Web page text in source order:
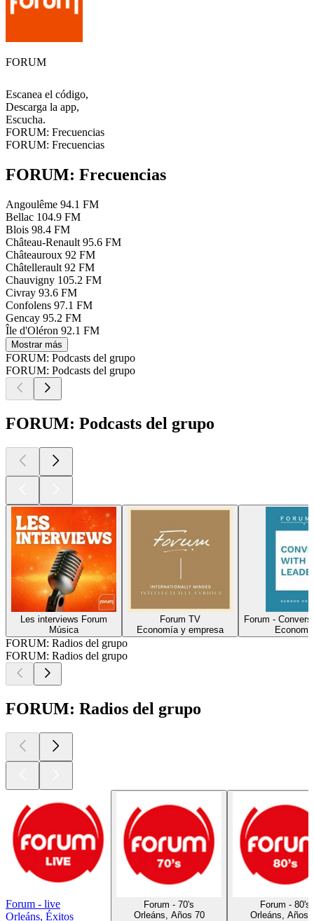
FORUM
Escanea el código,
Descarga la app,
Escucha.
FORUM: Frecuencias
FORUM: Frecuencias
FORUM: Frecuencias
Angoulême 94.1 FM
Bellac 104.9 FM
Blois 98.4 FM
Château-Renault 95.6 FM
Châteauroux 92 FM
Châtellerault 92 FM
Chauvigny 105.2 FM
Civray 93.6 FM
Confolens 97.1 FM
Gencay 95.2 FM
Île d'Oléron 92.1 FM
Mostrar más
FORUM: Podcasts del grupo
FORUM: Podcasts del grupo
FORUM: Podcasts del grupo
Les interviews Forum
Música
Forum TV
Economía y empresa
Forum -
FORUM: Radios del grupo
FORUM: Radios del grupo
FORUM: Radios del grupo
Forum - live
Orleáns, Éxitos
Forum - 70's
Orleáns, Años 70
Forum - 80's
Orleáns, Años